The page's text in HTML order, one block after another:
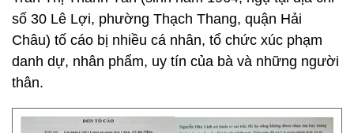
số 30 Lê Lợi, phường Thạch Thang, quận Hải
Châu) tố cáo bị nhiều cá nhân, tổ chức xúc phạm
danh dự, nhân phẩm, uy tín của bà và những người
thân.